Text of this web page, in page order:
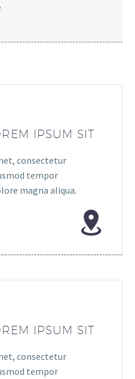
IPSUM SIT
consectetur
tempor
magna aliqua.
IPSUM SIT
consectetur
tempor